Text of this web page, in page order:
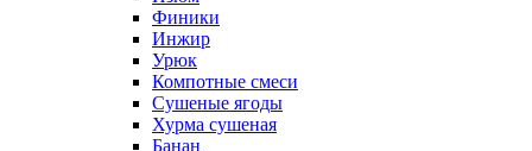
Финики
Инжир
Урюк
Компотные смеси
Сушеные ягоды
Хурма сушеная
Банан